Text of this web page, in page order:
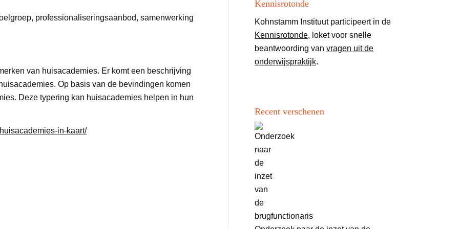
professionaliseringsaanbod, samenwerking
van huisacademies. Er komt een beschrijving
Op basis van de bevindingen komen
Deze typering kan huisacademies helpen in hun
in-kaart/
Kennisrotonde
Kohnstamm Instituut participeert in de
Kennisrotonde, loket voor snelle
beantwoording van vragen uit de
onderwijspraktijk.
Recent verschenen